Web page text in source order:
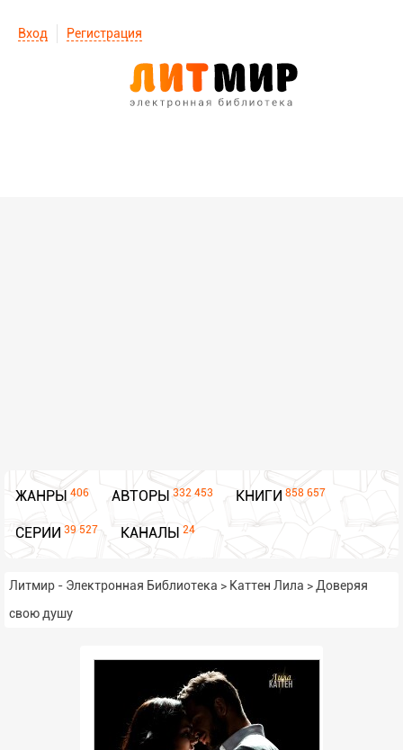
Вход Регистрация
ЖАНРЫ 406 АВТОРЫ 332 453 КНИГИ 858 657
СЕРИИ 39 527 КАНАЛЫ 24
Литмир - Электронная Библиотека > Каттен Лила > Доверяя
свою душу